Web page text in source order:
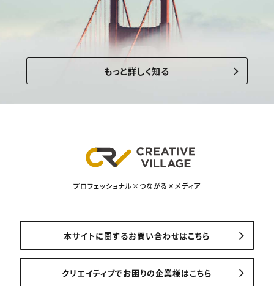
もっと詳しく知る
プロフェッショナル×つながる×メディア
本サイトに関するお問い合わせはこちら
クリエイティブでお困りの企業様はこちら